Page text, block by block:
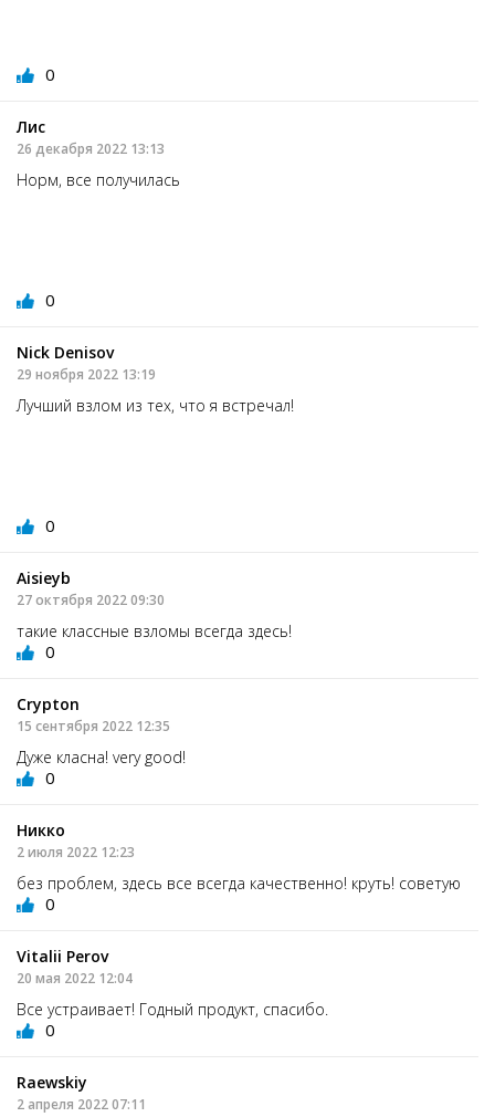
0
Лис
26 декабря 2022 13:13
Норм, все получилась
0
Nick Denisov
29 ноября 2022 13:19
Лучший взлом из тех, что я встречал!
0
Aisieyb
27 октября 2022 09:30
такие классные взломы всегда здесь!
0
Crypton
15 сентября 2022 12:35
Дуже класна! very good!
0
Никко
2 июля 2022 12:23
без проблем, здесь все всегда качественно! круть! советую
0
Vitalii Perov
20 мая 2022 12:04
Все устраивает! Годный продукт, спасибо.
0
Raewskiy
2 апреля 2022 07:11